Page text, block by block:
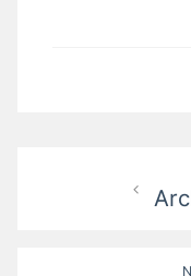
Navigation